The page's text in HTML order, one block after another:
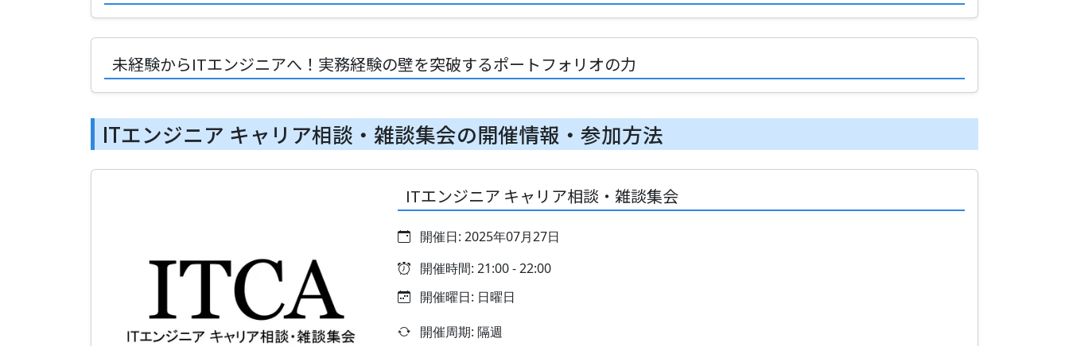
未経験からITエンジニアへ！実務経験の壁を突破するポートフォリオの力
ITエンジニア キャリア相談・雑談集会の開催情報・参加方法
ITエンジニア キャリア相談・雑談集会
開催日: 2025年07月27日
開催時間: 21:00 - 22:00
開催曜日: 日曜日
開催周期: 隔週